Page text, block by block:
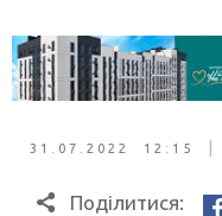
31.07.2022 12:15
Поділитися: